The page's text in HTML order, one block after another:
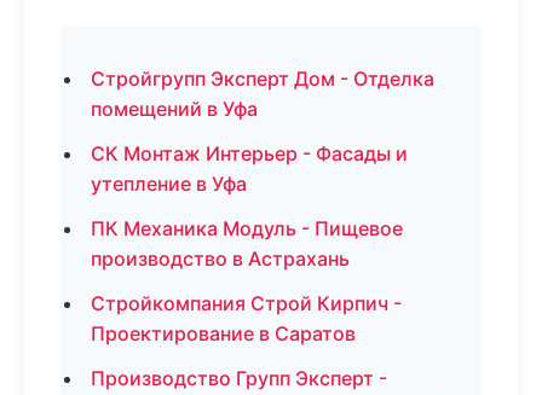
Стройгрупп Эксперт Дом - Отделка
помещений в Уфа
СК Монтаж Интерьер - Фасады и
утепление в Уфа
ПК Механика Модуль - Пищевое
производство в Астрахань
Стройкомпания Строй Кирпич -
Проектирование в Саратов
Производство Групп Эксперт -